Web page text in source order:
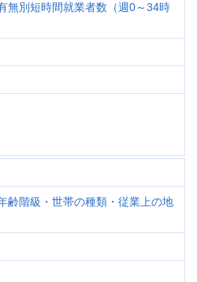
無別短時間就業者数（週0～34時
齢階級・世帯の種類・従業上の地